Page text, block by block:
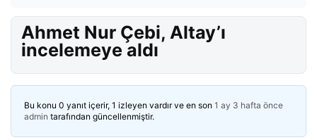
Ahmet Nur Çebi, Altay’ı
incelemeye aldı
Bu konu 0 yanıt içerir, 1 izleyen vardır ve en son 1 ay 3 hafta önce
admin tarafından güncellenmiştir.